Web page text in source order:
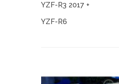
YZF-R3 2017 +
YZF-R6